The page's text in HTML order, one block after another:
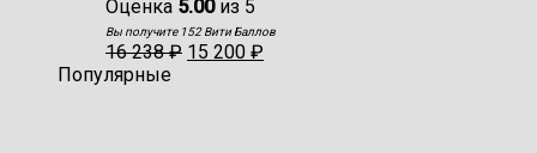
Оценка 5.00из 5
Вы получите 152 Вити Баллов
16 238₽ 15 200 ₽
Популярные